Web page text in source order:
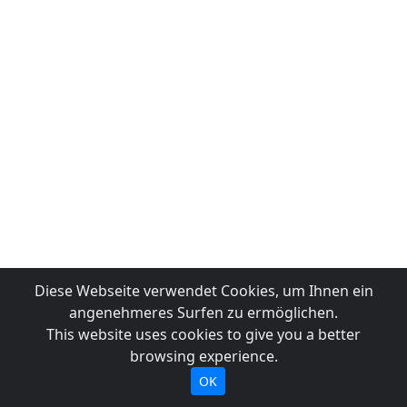
Diese Webseite verwendet Cookies, um Ihnen ein
angenehmeres Surfen zu ermöglichen.
This website uses cookies to give you a better
browsing experience.
OK